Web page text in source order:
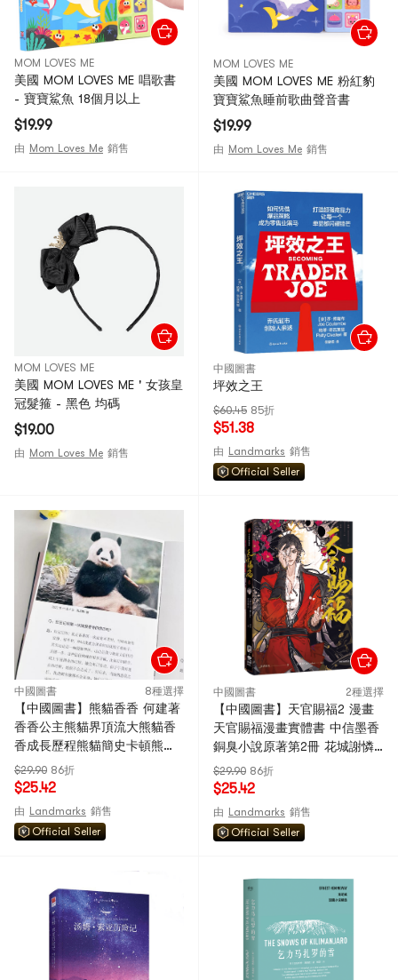
MOM LOVES ME
美國 MOM LOVES ME 唱歌書
- 寶寶鯊魚 18個月以上
$19.99
由 Mom Loves Me 銷售
MOM LOVES ME
美國 MOM LOVES ME 粉紅豹
寶寶鯊魚睡前歌曲聲音書
$19.99
由 Mom Loves Me 銷售
MOM LOVES ME
美國 MOM LOVES ME ' 女孩皇
冠髮箍 - 黑色 均碼
$19.00
由 Mom Loves Me 銷售
中國圖書
坪效之王
$60.45 85折
$51.38
由 Landmarks 銷售
Official Seller
中國圖書 8種選擇
【中國圖書】熊貓香香 何建著
香香公主熊貓界頂流大熊貓香
香成長歷程熊貓簡史卡頓熊趙
蘭蘭 四川人民出版社 限時搶
購 中國圖書
$29.90 86折
$25.42
由 Landmarks 銷售
Official Seller
中國圖書 2種選擇
【中國圖書】天官賜福2 漫畫
天官賜福漫畫實體書 中信墨香
銅臭小說原著第2冊 花城謝憐
天官繪本漫畫單行本 中國圖書
中版好書
$29.90 86折
$25.42
由 Landmarks 銷售
Official Seller